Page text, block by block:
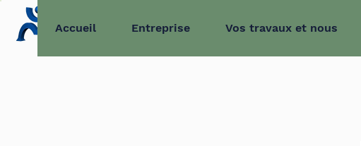
Accueil Entreprise Vos travaux et nous